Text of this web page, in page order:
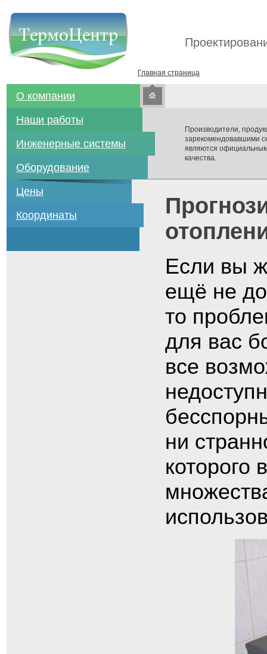
Главная страница
О компании
Наши работы
Инженерные системы
Оборудование
Цены
Координаты
Производители,
зарекомендовавшими
являются
качества.
Если вы
ещё не
то
для вас
все
ни
которого